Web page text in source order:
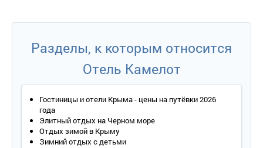
Разделы, к которым относится
Отель Камелот
Гостиницы и отели Крыма - цены на путёвки 2026
года
Элитный отдых на Черном море
Отдых зимой в Крыму
Зимний отдых с детьми